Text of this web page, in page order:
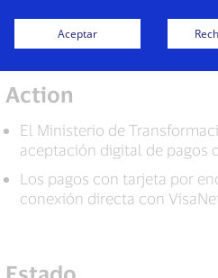
de Internet y
Action
El Ministerio de
aceptación digital de pagos
Los pagos con tarjeta por
conexión directa con
Aceptar